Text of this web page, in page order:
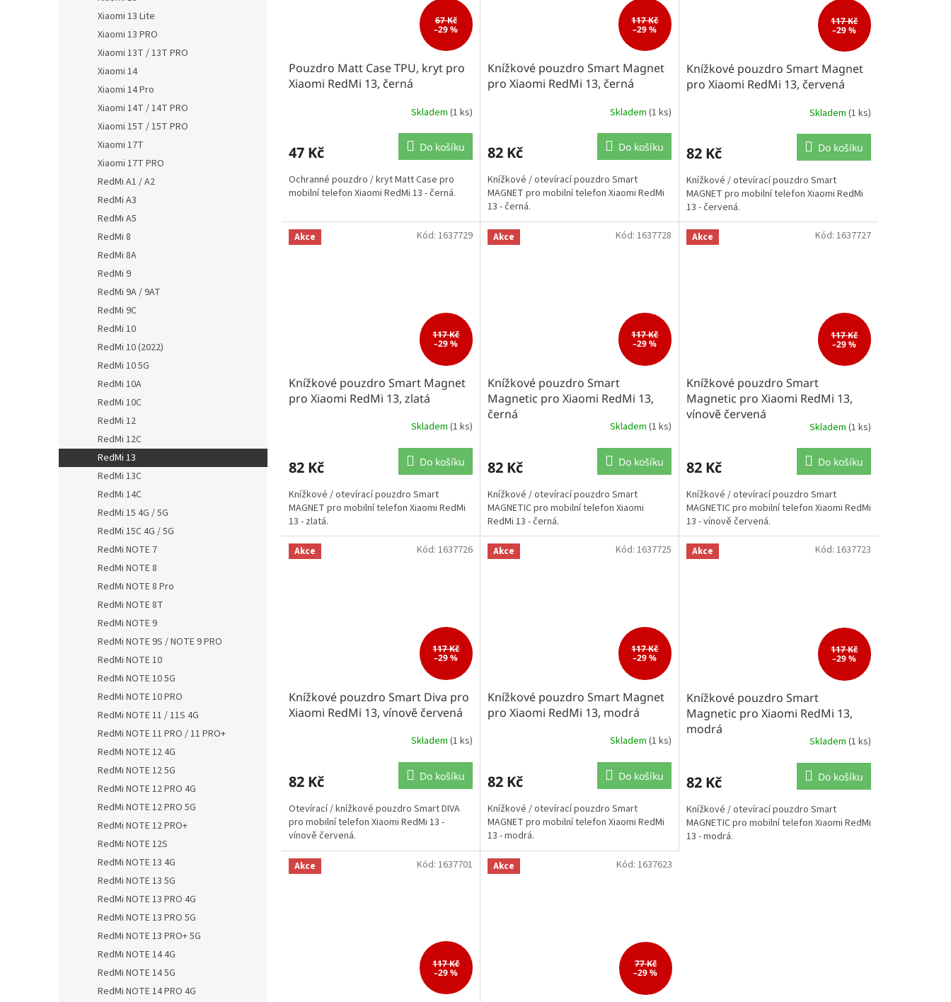
Xiaomi 13 Lite
Xiaomi 13 PRO
Xiaomi 13T / 13T PRO
Xiaomi 14
Xiaomi 14 Pro
Xiaomi 14T / 14T PRO
Xiaomi 15T / 15T PRO
Xiaomi 17T
Xiaomi 17T PRO
RedMi A1 / A2
RedMi A3
RedMi A5
RedMi 8
RedMi 8A
RedMi 9
RedMi 9A / 9AT
RedMi 9C
RedMi 10
RedMi 10 (2022)
RedMi 10 5G
RedMi 10A
RedMi 10C
RedMi 12
RedMi 12C
RedMi 13
RedMi 13C
RedMi 14C
RedMi 15 4G / 5G
RedMi 15C 4G / 5G
RedMi NOTE 7
RedMi NOTE 8
RedMi NOTE 8 Pro
RedMi NOTE 8T
RedMi NOTE 9
RedMi NOTE 9S / NOTE 9 PRO
RedMi NOTE 10
RedMi NOTE 10 5G
RedMi NOTE 10 PRO
RedMi NOTE 11 / 11S 4G
RedMi NOTE 11 PRO / 11 PRO+
RedMi NOTE 12 4G
RedMi NOTE 12 5G
RedMi NOTE 12 PRO 4G
RedMi NOTE 12 PRO 5G
RedMi NOTE 12 PRO+
RedMi NOTE 12S
RedMi NOTE 13 4G
RedMi NOTE 13 5G
RedMi NOTE 13 PRO 4G
RedMi NOTE 13 PRO 5G
RedMi NOTE 13 PRO+ 5G
RedMi NOTE 14 4G
RedMi NOTE 14 5G
RedMi NOTE 14 PRO 4G
67 Kč
–29 %
Pouzdro Matt Case TPU, kryt pro
Xiaomi RedMi 13, černá
Skladem (1 ks)
47 Kč Do košíku
Ochranné pouzdro / kryt Matt Case pro
mobilní telefon Xiaomi RedMi 13 - černá.
117 Kč
–29 %
Knížkové pouzdro Smart Magnet
pro Xiaomi RedMi 13, černá
Skladem (1 ks)
82 Kč Do košíku
Knížkové / otevírací pouzdro Smart
MAGNET pro mobilní telefon Xiaomi RedMi
13 - černá.
117 Kč
–29 %
Knížkové pouzdro Smart Magnet
pro Xiaomi RedMi 13, červená
Skladem (1 ks)
82 Kč Do košíku
Knížkové / otevírací pouzdro Smart
MAGNET pro mobilní telefon Xiaomi RedMi
13 - červená.
Akce
117 Kč
–29 %
Knížkové pouzdro Smart Magnet
pro Xiaomi RedMi 13, zlatá
Skladem (1 ks)
82 Kč Do košíku
Knížkové / otevírací pouzdro Smart
MAGNET pro mobilní telefon Xiaomi RedMi
13 - zlatá.
Kód: 1637729 Akce
117 Kč
–29 %
Knížkové pouzdro Smart
Magnetic pro Xiaomi RedMi 13,
černá
Skladem (1 ks)
82 Kč Do košíku
Knížkové / otevírací pouzdro Smart
MAGNETIC pro mobilní telefon Xiaomi
RedMi 13 - černá.
Kód: 1637728 Akce
117 Kč
–29 %
Knížkové pouzdro Smart
Magnetic pro Xiaomi RedMi 13,
vínově červená
Skladem (1 ks)
82 Kč Do košíku
Knížkové / otevírací pouzdro Smart
MAGNETIC pro mobilní telefon Xiaomi RedMi
13 - vínově červená.
Kód: 1637727
Akce
117 Kč
–29 %
Knížkové pouzdro Smart Diva pro
Xiaomi RedMi 13, vínově červená
Skladem (1 ks)
82 Kč Do košíku
Otevírací / knížkové pouzdro Smart DIVA
pro mobilní telefon Xiaomi RedMi 13 -
vínově červená.
Kód: 1637726 Akce
117 Kč
–29 %
Knížkové pouzdro Smart Magnet
pro Xiaomi RedMi 13, modrá
Skladem (1 ks)
82 Kč Do košíku
Knížkové / otevírací pouzdro Smart
MAGNET pro mobilní telefon Xiaomi RedMi
13 - modrá.
Kód: 1637725 Akce
117 Kč
–29 %
Knížkové pouzdro Smart
Magnetic pro Xiaomi RedMi 13,
modrá
Skladem (1 ks)
82 Kč Do košíku
Knížkové / otevírací pouzdro Smart
MAGNETIC pro mobilní telefon Xiaomi RedMi
13 - modrá.
Kód: 1637723
Akce
117 Kč
–29 %
Kód: 1637701 Akce
77 Kč
–29 %
Kód: 1637623